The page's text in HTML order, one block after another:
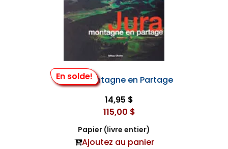
En solde!
Jura - Montagne en Partage
14,95 $
115,00 $
Papier (livre entier)
Ajoutez au panier